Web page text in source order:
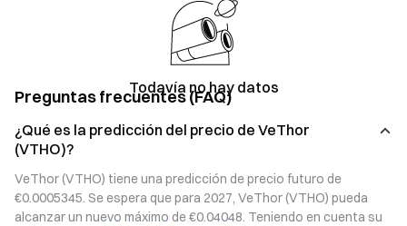
Todavía no hay datos
Preguntas frecuentes (FAQ)
¿Qué es la predicción del precio de VeThor
(VTHO)?
VeThor (VTHO) tiene una predicción de precio futuro de
€0.0005345. Se espera que para 2027, VeThor (VTHO) pueda
alcanzar un nuevo máximo de €0.04048. Teniendo en cuenta su